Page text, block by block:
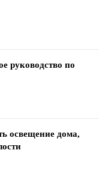
руководство по
освещение дома,